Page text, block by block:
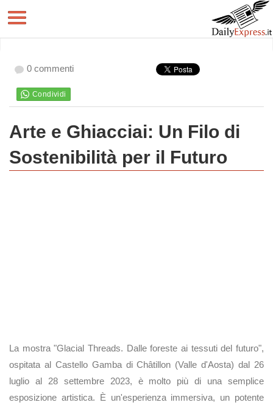
0 commenti
Arte e Ghiacciai: Un Filo di
Sostenibilità per il Futuro
La mostra "Glacial Threads. Dalle foreste ai tessuti del futuro",
ospitata al Castello Gamba di Châtillon (Valle d'Aosta) dal 26
luglio al 28 settembre 2023, è molto più di una semplice
esposizione artistica. È un'esperienza immersiva, un potente